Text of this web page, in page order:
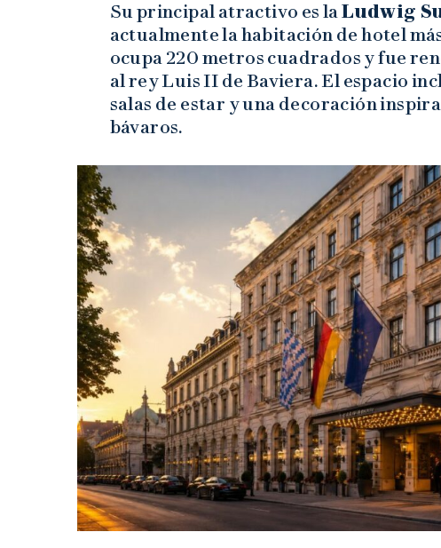
Su principal atractivo es laLudwig
actualmente la habitación de hotel
ocupa 220 metros cuadrados y fue
al rey Luis II de Baviera. El espacio
salas de estar y una decoración
bávaros.